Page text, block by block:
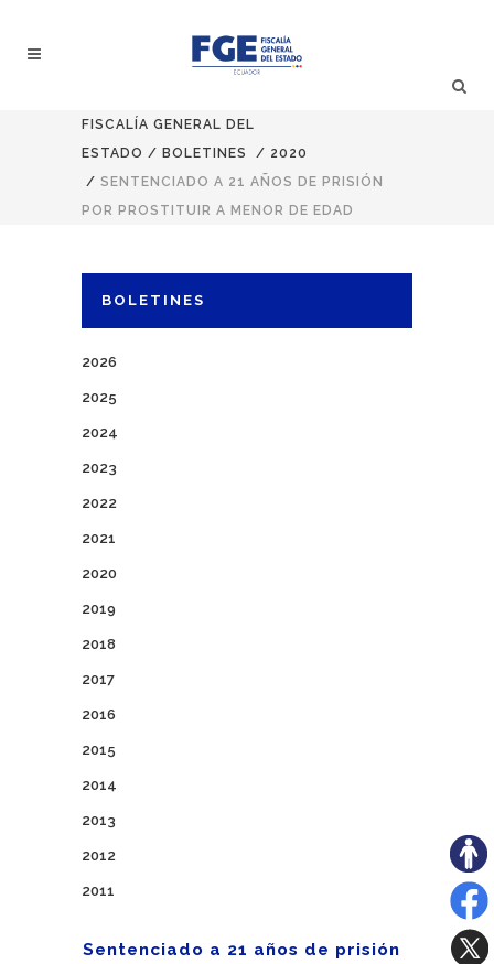
FISCALÍA GENERAL DEL
ESTADO / BOLETINES / 2020
/ SENTENCIADO A 21 AÑOS DE PRISIÓN
POR PROSTITUIR A MENOR DE EDAD
BOLETINES
2026
2025
2024
2023
2022
2021
2020
2019
2018
2017
2016
2015
2014
2013
2012
2011
Sentenciado a 21 años de prisión